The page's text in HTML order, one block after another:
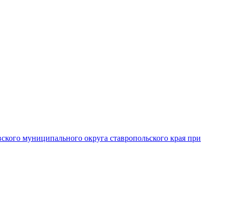
муниципального округа ставропольского края при